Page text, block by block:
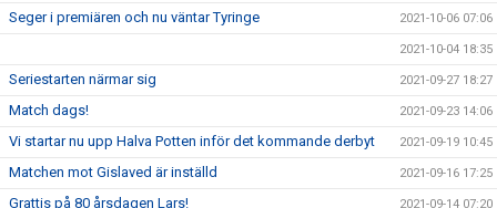
Seger i premiären och nu väntar Tyringe 2021-10-06 07:06
2021-10-04 18:35
Seriestarten närmar sig 2021-09-27 18:27
Match dags! 2021-09-23 14:06
Vi startar nu upp Halva Potten inför det kommande derbyt 2021-09-19 10:45
Matchen mot Gislaved är inställd 2021-09-16 17:25
Grattis på 80 årsdagen Lars! 2021-09-14 07:20